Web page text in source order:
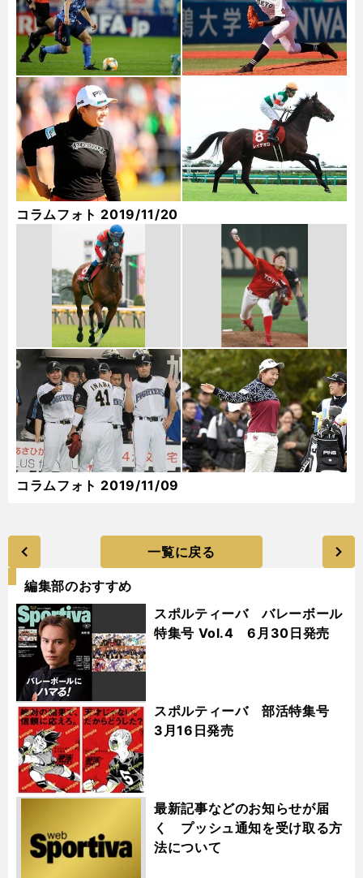
コラムフォト 2019/11/20
コラムフォト 2019/11/09
一覧に戻る
編集部のおすすめ
スポルティーバ バレーボール
特集号 Vol.4 6月30日発売
スポルティーバ 部活特集号
3月16日発売
最新記事などのお知らせが届
く プッシュ通知を受け取る方
法について